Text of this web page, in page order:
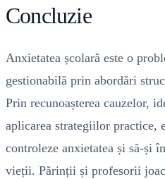
Concluzie
Anxietatea școlară este o
gestionabilă prin abordări
Prin recunoașterea cauzelor,
aplicarea strategiilor practice,
controleze anxietatea și să-și
vieții. Părinții și profesorii